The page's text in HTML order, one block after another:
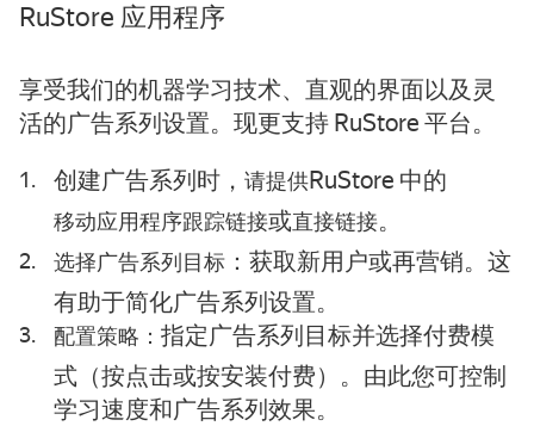
RuStore 应用程序
享受我们的机器学习技术、直观的界面以及灵
活的广告系列设置。现更支持 RuStore 平台。
创建广告系列时， 请提供RuStore 中的
移动应用程序跟踪链接或直接链接。
选择广告系列目标 ：获取新用户或再营销。这
有助于简化广告系列设置。
配置策略： 指定广告系列目标并选择付费模
式（按点击或按安装付费）。由此您可控制
学习速度和广告系列效果。